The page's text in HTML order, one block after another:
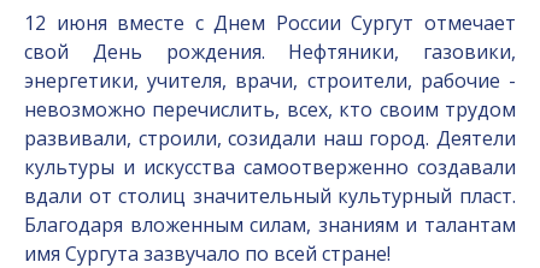
12 июня вместе с Днем России Сургут отмечает
свой День рождения. Нефтяники, газовики,
энергетики, учителя, врачи, строители, рабочие -
невозможно перечислить, всех, кто своим трудом
развивали, строили, созидали наш город. Деятели
культуры и искусства самоотверженно создавали
вдали от столиц значительный культурный пласт.
Благодаря вложенным силам, знаниям и талантам
имя Сургута зазвучало по всей стране!